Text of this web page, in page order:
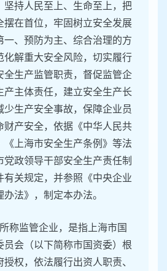
坚持人民至上、生命至上，把
摆在首位，牢固树立安全发展
一、预防为主、综合治理的方
化解重大安全风险，切实履行
全生产监管职责，督促监管企
产主体责任，建立安全生产长
少生产安全事故，保障企业员
财产安全，依据《中华人民共
《上海市安全生产条例》等法
政领导干部安全生产责任制
有关规定，并参照《中央企业
法》，制定本办法。
称监管企业，是指上海市国
员会（以下简称市国资委）根
权，依法履行出资人职责、